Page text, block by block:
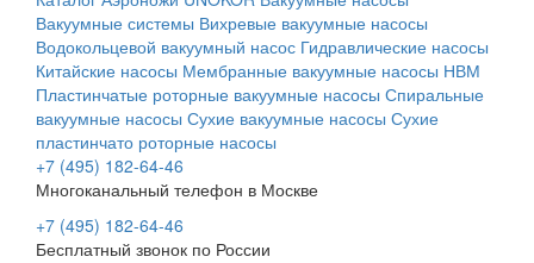
Вакуумные системы Вихревые вакуумные насосы
Водокольцевой вакуумный насос Гидравлические насосы
Китайские насосы Мембранные вакуумные насосы НВМ
Пластинчатые роторные вакуумные насосы Спиральные
вакуумные насосы Сухие вакуумные насосы Сухие
пластинчато роторные насосы
+7 (495) 182-64-46
Многоканальный телефон в Москве
+7 (495) 182-64-46
Бесплатный звонок по России